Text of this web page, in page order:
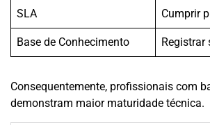
SLA Cumprir
Base de Conhecimento Registrar
Consequentemente, profissionais com
demonstram maior maturidade técnica.